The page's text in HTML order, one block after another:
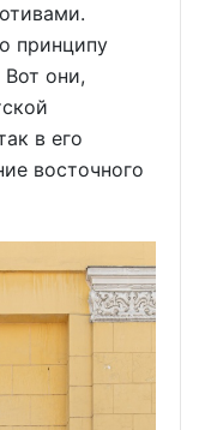
принципу
Вот они,
в его
восточного